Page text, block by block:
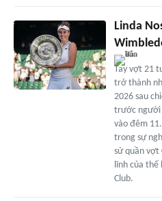
Linda
Tay vợt 21
trở thành
2026 sau
trước người
vào đêm
trong sự
sử quần vợt
lĩnh của thế
Club.